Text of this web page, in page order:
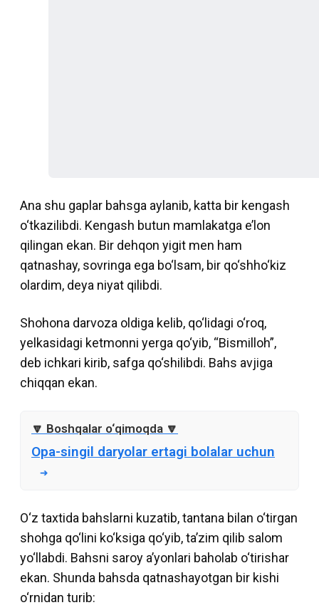
Ana shu gaplar bahsga aylanib, katta bir kengash
o‘tkazilibdi. Kengash butun mamlakatga e’lon
qilingan ekan. Bir dehqon yigit men ham
qatnashay, sovringa ega bo‘lsam, bir qo‘shho‘kiz
olardim, deya niyat qilibdi.
Shohona darvoza oldiga kelib, qo‘lidagi o‘roq,
yelkasidagi ketmonni yerga qo‘yib, “Bismilloh”,
deb ichkari kirib, safga qo‘shilibdi. Bahs avjiga
chiqqan ekan.
Opa-singil daryolar ertagi bolalar uchun
O‘z taxtida bahslarni kuzatib, tantana bilan o‘tirgan
shohga qo‘lini ko‘ksiga qo‘yib, ta’zim qilib salom
yo‘llabdi. Bahsni saroy a’yonlari baholab o‘tirishar
ekan. Shunda bahsda qatnashayotgan bir kishi
o‘rnidan turib: